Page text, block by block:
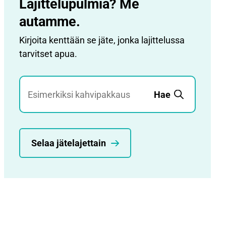
Lajittelupulmia? Me
autamme.
Kirjoita kenttään se jäte, jonka lajittelussa
tarvitset apua.
Jätehaku
Hae
Selaa jätelajettain